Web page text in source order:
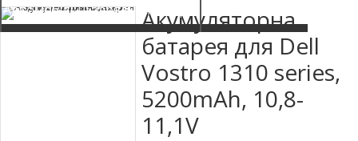
Автомобільні зарядні пристроїАкумуляторна
батарея для Dell
Vostro 1310 series,
5200mAh, 10,8-
11,1V